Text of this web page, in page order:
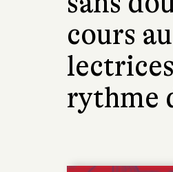
cours
rythme